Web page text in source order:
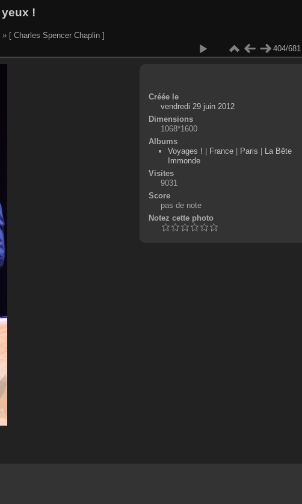
!
»[ Charles Spencer Chaplin ]
404/681
Créée le
vendredi 29 juin 2012
Dimensions
1068*1600
Albums
Voyages !
France Paris
La Bête
Immonde
Visites
9031
Score
pas de note
Notez cette photo